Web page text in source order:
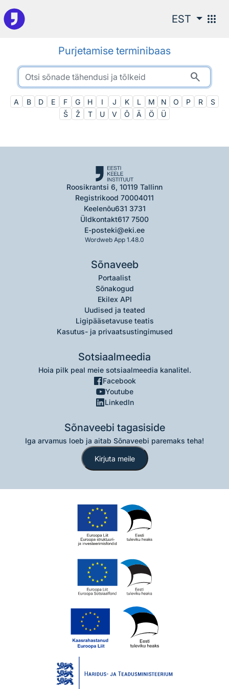
Otsingu juurde
EST apps
Purjetamise terminibaas
search
A B D E F G H I J K L M N O P R
S
Š
Ž T U V Õ Ä Ö Ü
Roosikrantsi 6, 10119 Tallinn
Registrikood 70004011
Keelenõu631 3731
Üldkontakt617 7500
E-posteki@eki.ee
Wordweb App 1.48.0
Sõnaveeb
Portaalist
Sõnakogud
Ekilex API
Uudised ja teated
Ligipääsetavuse teatis
Kasutus- ja privaatsustingimused
Sotsiaalmeedia
Hoia pilk peal meie sotsiaalmeedia kanalitel.
Facebook
Youtube
LinkedIn
Sõnaveebi tagasiside
Iga arvamus loeb ja aitab Sõnaveebi paremaks teha!
Kirjuta meile